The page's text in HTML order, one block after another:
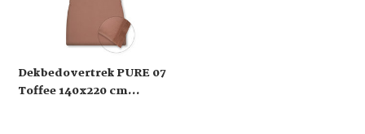
Dekbedovertrek PURE 07
Toffee 140x220 cm...